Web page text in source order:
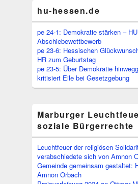
hu-hessen.de
pe 24-1: Demokratie stärken –
Abschiebewettbewerb
pe 23-6: Hessischen
HR zum Geburtstag
pe 23-5: Über Demokratie
kritisiert Eile bei Gesetzgebung
Marburger
soziale Bürgerrechte
Leuchtfeuer der religiösen
verabschiedete sich von Amnon
Gemeinde gemeinsam gestaltet:
Amnon Orbach